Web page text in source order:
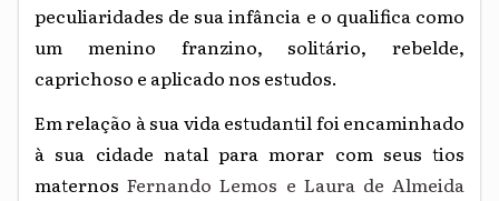
peculiaridades de sua infância e o qualifica como
um menino franzino, solitário, rebelde,
caprichoso e aplicado nos estudos.
Em relação à sua vida estudantil foi encaminhado
à sua cidade natal para morar com seus tios
maternosFernando Lemos e Laura de Almeida